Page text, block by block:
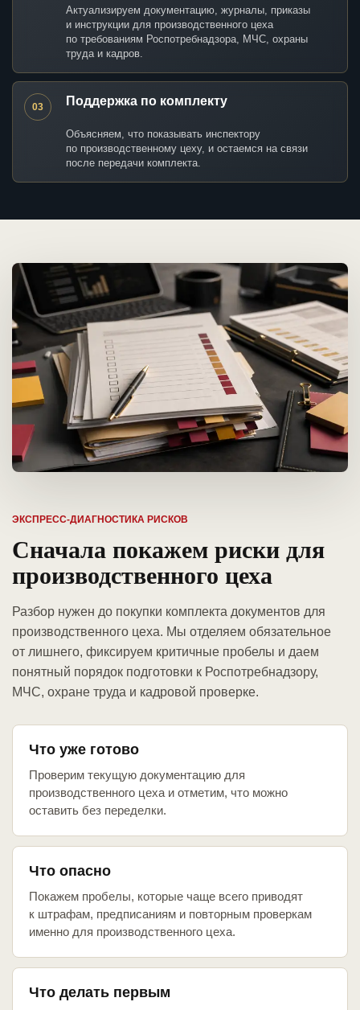
Актуализируем документацию, журналы, приказы
и инструкции для производственного цеха
по требованиям Роспотребнадзора, МЧС, охраны
труда и кадров.
03 Поддержка по комплекту
Объясняем, что показывать инспектору
по производственному цеху, и остаемся на связи
после передачи комплекта.
ЭКСПРЕСС-ДИАГНОСТИКА РИСКОВ
Сначала покажем риски для
производственного цеха
Разбор нужен до покупки комплекта документов для
производственного цеха. Мы отделяем обязательное
от лишнего, фиксируем критичные пробелы и даем
понятный порядок подготовки к Роспотребнадзору,
МЧС, охране труда и кадровой проверке.
Что уже готово
Проверим текущую документацию для
производственного цеха и отметим, что можно
оставить без переделки.
Что опасно
Покажем пробелы, которые чаще всего приводят
к штрафам, предписаниям и повторным проверкам
именно для производственного цеха.
Что делать первым